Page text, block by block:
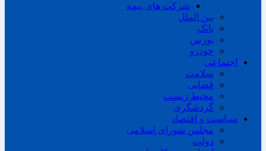
شرکت های بیمه
بین الملل
بانک
بورس
خودرو
اجتماعی
سلامت
قضایی
محیط زیست
گردشگری
سیاست و اقتصاد
مجلس شورای اسلامی
دولت